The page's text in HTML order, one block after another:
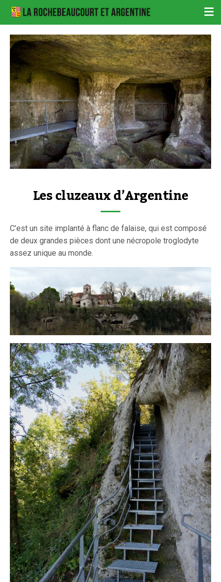
Les cluzeaux d’Argentine
C’est un site implanté à flanc de falaise, qui est composé
de deux grandes pièces dont une nécropole troglodyte
assez unique au monde.